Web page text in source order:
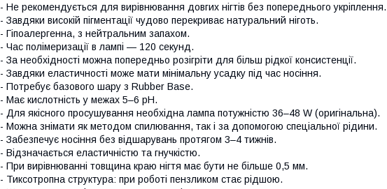
- Не рекомендується для вирівнювання довгих нігтів без попереднього укріплення.
- Завдяки високій пігментації чудово перекриває натуральний ніготь.
- Гіпоалергенна, з нейтральним запахом.
- Час полімеризації в лампі — 120 секунд.
- За необхідності можна попередньо розігріти для більш рідкої консистенції.
- Завдяки еластичності може мати мінімальну усадку під час носіння.
- Потребує базового шару з Rubber Base.
- Має кислотність у межах 5–6 pH.
- Для якісного просушування необхідна лампа потужністю 36–48 W (оригінальна).
- Можна знімати як методом спилювання, так і за допомогою спеціальної рідини.
- Забезпечує носіння без відшарувань протягом 3–4 тижнів.
- Відзначається еластичністю та гнучкістю.
- При вирівнюванні товщина краю нігтя має бути не більше 0,5 мм.
- Тиксотропна структура: при роботі пензликом стає рідшою.